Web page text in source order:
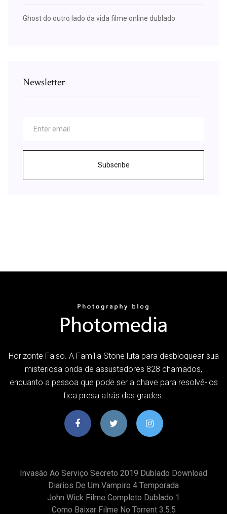
Ghost do outro lado da vida filme online dublado
Newsletter
Subscribe
Horizonte Falso. A Família Stone luta para desbloquear sua
misteriosa onda de assustadores 828 chamados,
enquanto a pessoa que pode ser a chave para resolvê-los
fica presa atrás das grades.
Invasão Ao Serviço Secreto 2019 Dublado Download
Diarios De Um Vampiro 4 Temporada
John Wick Filme Completo Dublado 1
Como Baixar Filme No Torrent 3.5.5